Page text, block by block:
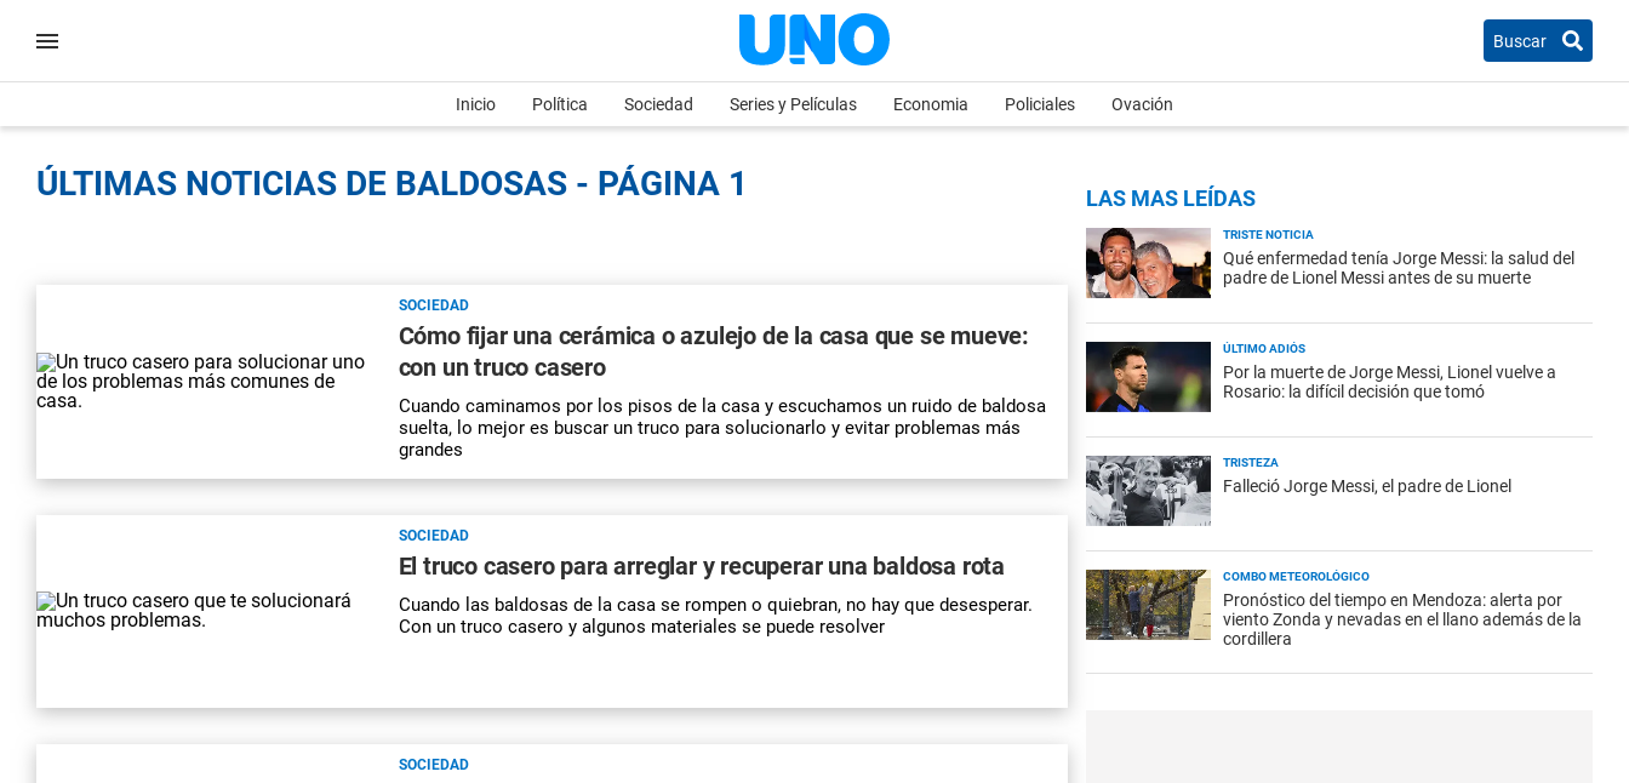
Buscar
Inicio Política Sociedad Series y Películas Economia Policiales Ovación
ÚLTIMAS NOTICIAS DE BALDOSAS - PÁGINA 1
SOCIEDAD
Cómo fijar una cerámica o azulejo de la casa que se mueve:
con un truco casero
Cuando caminamos por los pisos de la casay escuchamos un ruido de baldosa
suelta, lo mejor es buscar un truco para solucionarlo y evitar problemas más
grandes
SOCIEDAD
El truco casero para arreglar y recuperar una baldosa rota
Cuando las baldosas de la casa se rompen o quiebran, no hay que desesperar.
Con un truco casero y algunos materiales se puede resolver
SOCIEDAD
LAS MAS LEÍDAS
TRISTE NOTICIA
Qué enfermedad tenía Jorge Messi: la salud del
padre de Lionel Messi antes de su muerte
ÚLTIMO ADIÓS
Por la muerte de Jorge Messi, Lionel vuelve a
Rosario: la difícil decisión que tomó
TRISTEZA
Falleció Jorge Messi, el padre de Lionel
COMBO METEOROLÓGICO
Pronóstico del tiempo en Mendoza: alerta por
viento Zonda y nevadas en el llano además de la
cordillera